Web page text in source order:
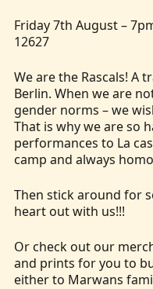
Friday 7th August –
12627
We are the Rascals! A
Berlin. When we are
gender norms – we
That is why we are so
performances to La
camp and always
Then stick around for
heart out with us!!!
Or check out our
and prints for you to
either to Marwans